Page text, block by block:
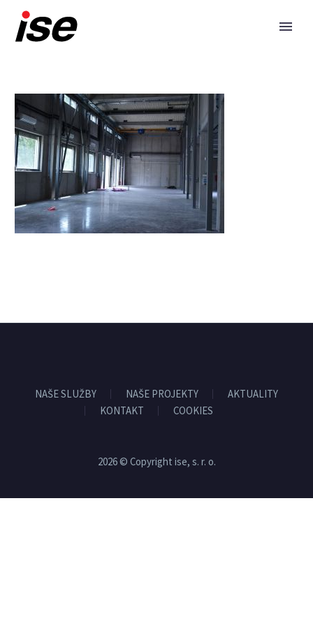
NAŠE SLUŽBY NAŠE PROJEKTY
AKTUALITY
KONTAKT
COOKIES
2026 © Copyright ise, s. r. o.